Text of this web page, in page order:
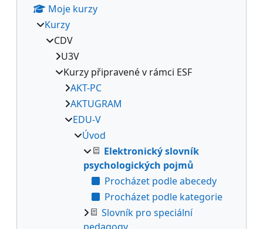
Moje kurzy
Kurzy
CDV
U3V
Kurzy připravené v rámci ESF
AKT-PC
AKTUGRAM
EDU-V
Úvod
Elektronický slovník
psychologických pojmů
Procházet podle abecedy
Procházet podle kategorie
Slovník pro speciální